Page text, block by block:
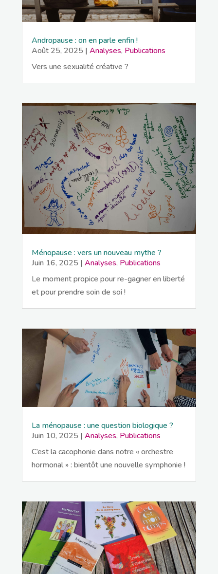
Andropause : on en parle enfin !
Août 25, 2025 | Analyses, Publications
Vers une sexualité créative ?
Ménopause : vers un nouveau mythe ?
Juin 16, 2025 | Analyses, Publications
Le moment propice pour re-gagner en liberté
et pour prendre soin de soi !
La ménopause : une question biologique ?
Juin 10, 2025 | Analyses, Publications
C’est la cacophonie dans notre « orchestre
hormonal » : bientôt une nouvelle symphonie !